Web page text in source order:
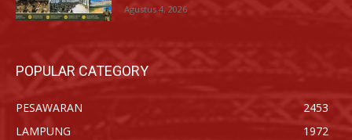
Agustus 4, 2026
POPULAR CATEGORY
PESAWARAN
2453
LAMPUNG
1972